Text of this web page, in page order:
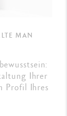
MAN
Ihrer
Profil Ihres